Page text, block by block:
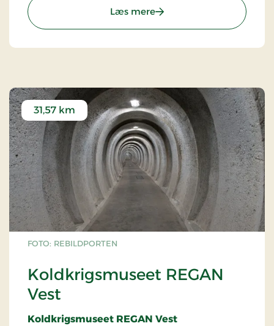
Ækvator er markeret med røde pæle.
Læs mere: Verdenskortet ved
FOTO: REBILDPORTEN
Koldkrigsmuseet REGAN
Vest
31,57 km
Koldkrigsmuseet REGAN Vest